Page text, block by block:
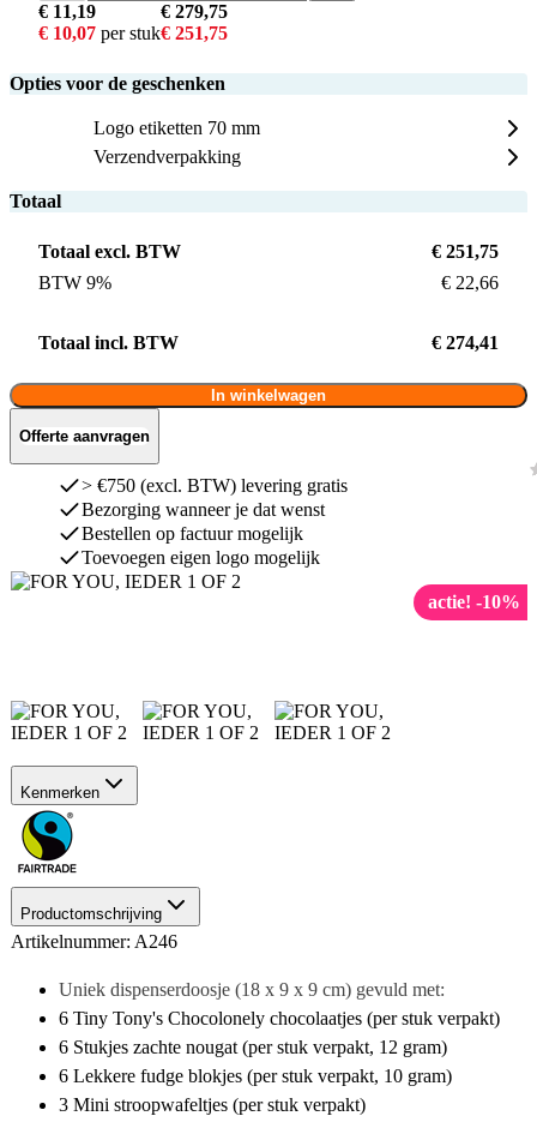
€ 11,19
€ 10,07 per stuk
€ 279,75
€ 251,75
Opties voor de geschenken
Logo etiketten 70 mm
Verzendverpakking
Totaal
Totaal excl. BTW
€ 251,75
BTW 9%
€ 22,66
Totaal incl. BTW € 274,41
In winkelwagen
Offerte aanvragen
> €750 (excl. BTW) levering gratis
Bezorging wanneer je dat wenst
Bestellen op factuur mogelijk
Toevoegen eigen logo mogelijk
actie! -10%
Kenmerken
Productomschrijving
Artikelnummer: A246
Uniek dispenserdoosje (18 x 9 x 9 cm) gevuld met:
6 Tiny Tony's Chocolonely chocolaatjes (per stuk verpakt)
6 Stukjes zachte nougat (per stuk verpakt, 12 gram)
6 Lekkere fudge blokjes (per stuk verpakt, 10 gram)
3 Mini stroopwafeltjes (per stuk verpakt)